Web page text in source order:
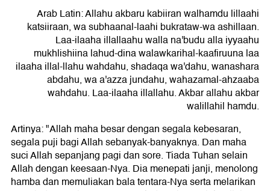
Arab Latin: Allahu akbaru kabiiran walhamdu lillaahi
katsiiraan, wa subhaanal-laahi bukrataw-wa ashillaan.
Laa-ilaaha illallaahu walla na'budu alla iyyaahu
mukhlishiina lahud-dina walawkarihal-kaafiruuna laa
ilaaha illal-llahu wahdahu, shadaqa wa'dahu, wanashara
abdahu, wa a'azza jundahu, wahazamal-ahzaaba
wahdahu. Laa-ilaaha illallahu. Akbar allahu akbar
walillahil hamdu.
Artinya: "Allah maha besar dengan segala kebesaran,
segala puji bagi Allah sebanyak-banyaknya. Dan maha
suci Allah sepanjang pagi dan sore. Tiada Tuhan selain
Allah dengan keesaan-Nya. Dia menepati janji, menolong
hamba dan memuliakan bala tentara-Nya serta melarikan